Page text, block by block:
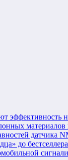
эффективность
материалов
датчика
до бестселлера